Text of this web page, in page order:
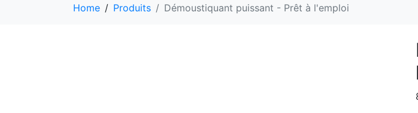
Home Produits Démoustiquant puissant - Prêt à l'emploi